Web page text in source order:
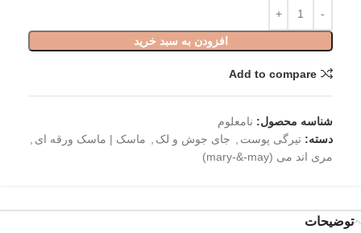
افزودن به سبد خرید
Add to compare
شناسه محصول: نامعلوم
دسته: تیرگی پوست جای جوش و لک ماسک | ماسک ورقه ای
مری اند می (mary-&-may)
توضیحات